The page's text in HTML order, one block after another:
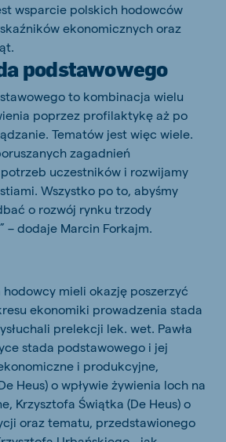
wsparcie polskich hodowców
ekonomicznych oraz
podstawowego
to kombinacja wielu
poprzez profilaktykę aż po
Tematów jest więc wiele.
zagadnień
uczestników i rozwijamy
Wszystko po to, abyśmy
o rozwój rynku trzody
– dodaje Marcin Forkajm.
hodowcy mieli okazję poszerzyć
ekonomiki prowadzenia stada
prelekcji lek. wet. Pawła
stada podstawowego i jej
i produkcyjne,
Heus) o wpływie żywienia loch na
Krzysztofa Świątka (De Heus) o
oraz tematu, przedstawionego